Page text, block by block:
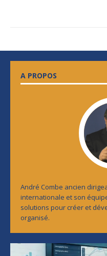
A PROPOS
André Combe ancien
internationale et son
solutions pour créer et
organisé.